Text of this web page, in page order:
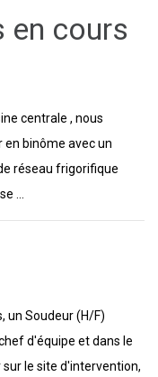
en cours
centrale , nous
binôme avec un
réseau frigorifique
...
un Soudeur (H/F)
d'équipe et dans le
le site d'intervention,